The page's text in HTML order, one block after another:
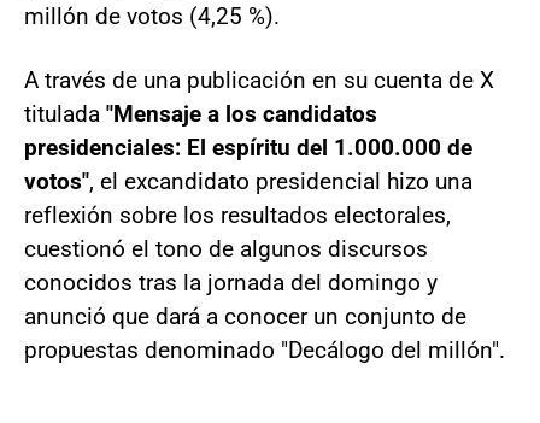
millón de votos (4,25 %).
A través de una publicación en su cuenta de X
titulada "Mensaje a los candidatos
presidenciales: El espíritu del 1.000.000 de
votos", el excandidato presidencial hizo una
reflexión sobre los resultados electorales,
cuestionó el tono de algunos discursos
conocidos tras la jornada del domingo y
anunció que dará a conocer un conjunto de
propuestas denominado "Decálogo del millón".